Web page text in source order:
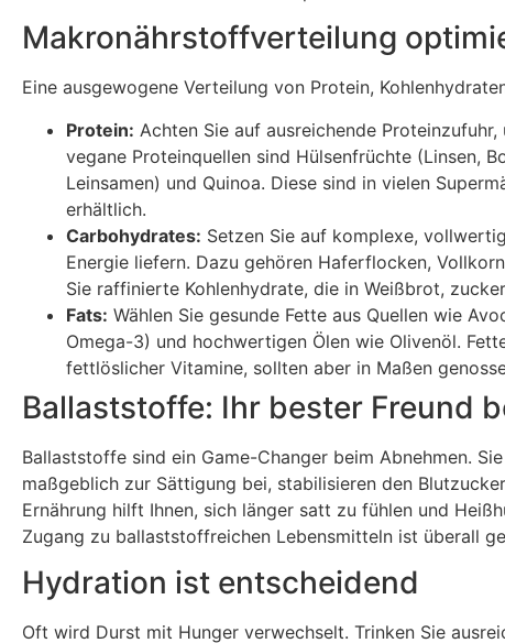
Makronährstoffverteilung
Eine ausgewogene Verteilung von Protein,
Protein: Achten Sie auf ausreichende
vegane Proteinquellen sind Hülsenfrüchte (Linsen,
Leinsamen) und Quinoa. Diese sind in vielen
erhältlich.
Carbohydrates: Setzen Sie auf komplexe,
Energie liefern. Dazu gehören Haferflocken,
Sie raffinierte Kohlenhydrate, die in Weißbrot,
Fats: Wählen Sie gesunde Fette aus Quellen wie
Omega-3) und hochwertigen Ölen wie Olivenöl.
fettlöslicher Vitamine, sollten aber in Maßen
Ballaststoffe: Ihr bester Freund
Ballaststoffe sind ein Game-Changer beim Abnehmen.
maßgeblich zur Sättigung bei, stabilisieren den
Ernährung hilft Ihnen, sich länger satt zu fühlen und
Zugang zu ballaststoffreichen Lebensmitteln ist überall
Hydration ist entscheidend
Oft wird Durst mit Hunger verwechselt. Trinken Sie